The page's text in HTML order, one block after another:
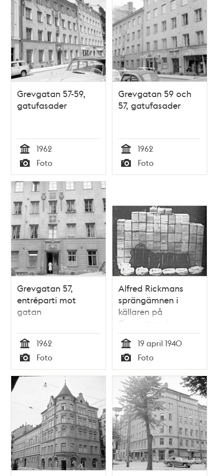
Grevgatan 57-59,
gatufasader
Tid
1962
Typ
Foto
Grevgatan 59 och
57, gatufasader
Tid
1962
Typ
Foto
Grevgatan 57,
entréparti mot
gatan
Tid
1962
Typ
Foto
Alfred Rickmans
sprängämnen i
källaren på
Grevgatan 4
Tid
19 april 1940
Typ
Foto